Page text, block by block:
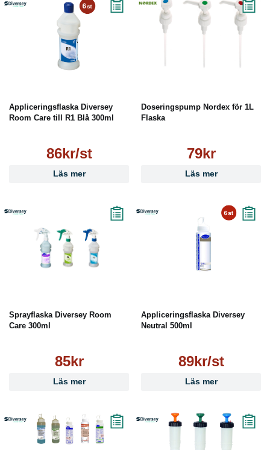
Appliceringsflaska Diversey
Room Care till R1 Blå 300ml
86kr/st
Läs mer
Doseringspump Nordex för 1L
Flaska
79kr
Läs mer
Sprayflaska Diversey Room
Care 300ml
85kr
Läs mer
Appliceringsflaska Diversey
Neutral 500ml
89kr/st
Läs mer